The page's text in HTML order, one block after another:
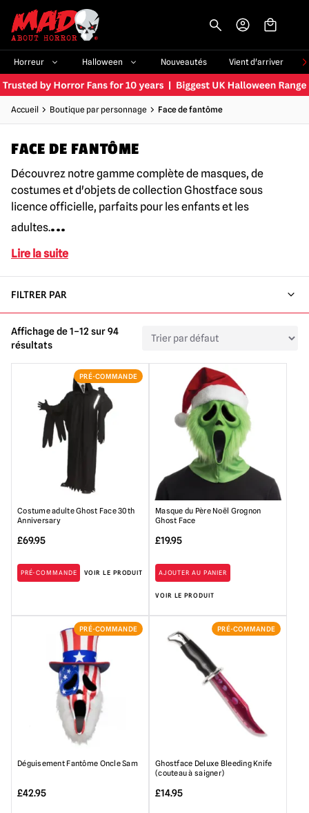
Horreur Halloween Nouveautés Vient d'arriver
Accueil Boutique par personnage Face de fantôme
FACE DE FANTÔME
Découvrez notre gamme complète de masques, de
costumes et d'objets de collection Ghostface sous
licence officielle, parfaits pour les enfants et les
adultes....
Lire la suite
FILTRER PAR
Affichage de 1–12 sur 94
résultats
PRÉ-COMMANDE
Costume adulte Ghost Face 30th
Anniversary
£69.95
PRÉ-COMMANDE VOIR LE PRODUIT
Masque du Père Noël Grognon
Ghost Face
£19.95
AJOUTER AU PANIER
VOIR LE PRODUIT
PRÉ-COMMANDE
Déguisement Fantôme Oncle Sam
£42.95
PRÉ-COMMANDE
Ghostface Deluxe Bleeding Knife
(couteau à saigner)
£14.95